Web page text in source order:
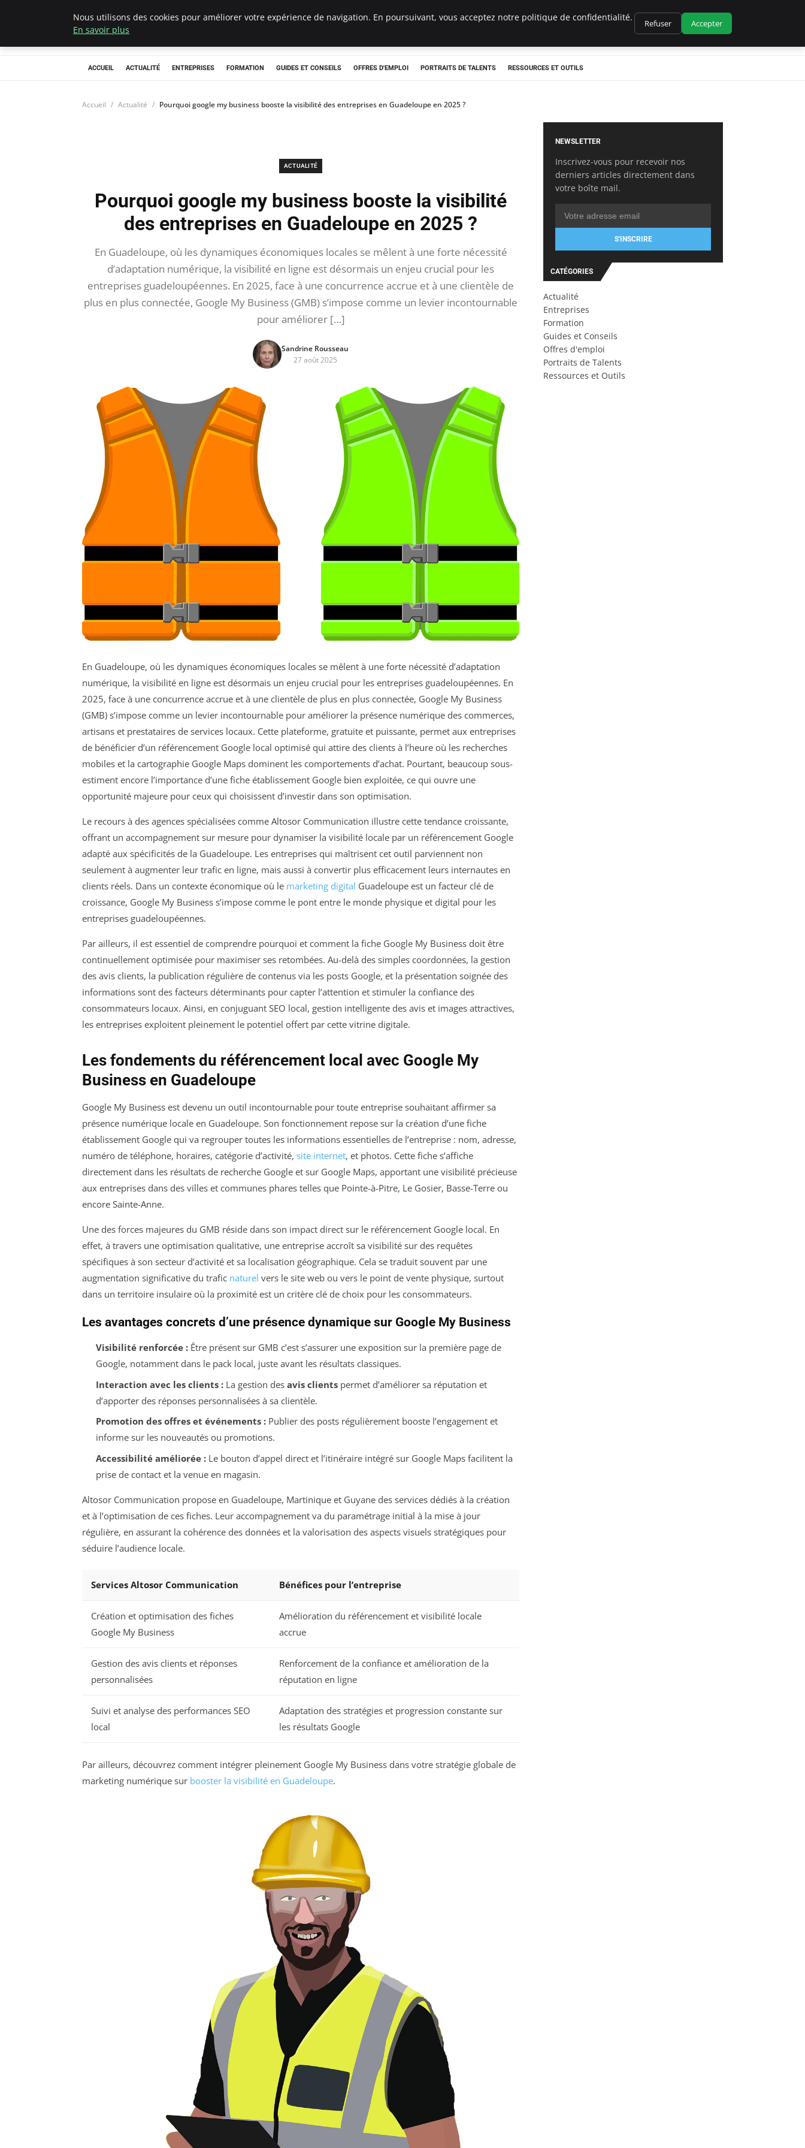
Chasseur De Tête
ACCUEIL ACTUALITÉ ENTREPRISES FORMATION GUIDES ET CONSEILS OFFRES D'EMPLOI PORTRAITS DE TALENTS RESSOURCES ET OUTILS
Accueil Actualité Pourquoi google my business booste la visibilité des entreprises en Guadeloupe en 2025 ?
ACTUALITÉ
Pourquoi google my business booste la visibilité
des entreprises en Guadeloupe en 2025 ?
En Guadeloupe, où les dynamiques économiques locales se mêlent à une forte nécessité
d’adaptation numérique, la visibilité en ligne est désormais un enjeu crucial pour les
entreprises guadeloupéennes. En 2025, face à une concurrence accrue et à une clientèle de
plus en plus connectée, Google My Business (GMB) s’impose comme un levier incontournable
pour améliorer […]
Sandrine Rousseau
27 août 2025
En Guadeloupe, où les dynamiques économiques locales se mêlent à une forte nécessité d’adaptation
numérique, la visibilité en ligne est désormais un enjeu crucial pour les entreprises guadeloupéennes. En
2025, face à une concurrence accrue et à une clientèle de plus en plus connectée, Google My Business
(GMB) s’impose comme un levier incontournable pour améliorer la présence numérique des commerces,
artisans et prestataires de services locaux. Cette plateforme, gratuite et puissante, permet aux entreprises
de bénéficier d’un référencement Google local optimisé qui attire des clients à l’heure où les recherches
mobiles et la cartographie Google Maps dominent les comportements d’achat. Pourtant, beaucoup sous-
estiment encore l’importance d’une fiche établissement Google bien exploitée, ce qui ouvre une
opportunité majeure pour ceux qui choisissent d’investir dans son optimisation.
Le recours à des agences spécialisées comme Altosor Communication illustre cette tendance croissante,
offrant un accompagnement sur mesure pour dynamiser la visibilité locale par un référencement Google
adapté aux spécificités de la Guadeloupe. Les entreprises qui maîtrisent cet outil parviennent non
seulement à augmenter leur trafic en ligne, mais aussi à convertir plus efficacement leurs internautes en
clients réels. Dans un contexte économique où le marketing digital Guadeloupe est un facteur clé de
croissance, Google My Business s’impose comme le pont entre le monde physique et digital pour les
entreprises guadeloupéennes.
Par ailleurs, il est essentiel de comprendre pourquoi et comment la fiche Google My Business doit être
continuellement optimisée pour maximiser ses retombées. Au-delà des simples coordonnées, la gestion
des avis clients, la publication régulière de contenus via les posts Google, et la présentation soignée des
informations sont des facteurs déterminants pour capter l’attention et stimuler la confiance des
consommateurs locaux. Ainsi, en conjuguant SEO local, gestion intelligente des avis et images attractives,
les entreprises exploitent pleinement le potentiel offert par cette vitrine digitale.
Les fondements du référencement local avec Google My
Business en Guadeloupe
Google My Business est devenu un outil incontournable pour toute entreprise souhaitant affirmer sa
présence numérique locale en Guadeloupe. Son fonctionnement repose sur la création d’une fiche
établissement Google qui va regrouper toutes les informations essentielles de l’entreprise : nom, adresse,
numéro de téléphone, horaires, catégorie d’activité, site internet, et photos. Cette fiche s’affiche
directement dans les résultats de recherche Google et sur Google Maps, apportant une visibilité précieuse
aux entreprises dans des villes et communes phares telles que Pointe-à-Pitre, Le Gosier, Basse-Terre ou
encore Sainte-Anne.
Une des forces majeures du GMB réside dans son impact direct sur le référencement Google local. En
effet, à travers une optimisation qualitative, une entreprise accroît sa visibilité sur des requêtes
spécifiques à son secteur d’activité et sa localisation géographique. Cela se traduit souvent par une
augmentation significative du trafic naturel vers le site web ou vers le point de vente physique, surtout
dans un territoire insulaire où la proximité est un critère clé de choix pour les consommateurs.
Les avantages concrets d’une présence dynamique sur Google My Business
Visibilité renforcée :Être présent sur GMB c’est s’assurer une exposition sur la première page de
Google, notamment dans le pack local, juste avant les résultats classiques.
Interaction avec les clients :La gestion des avis clientspermet d’améliorer sa réputation et
d’apporter des réponses personnalisées à sa clientèle.
Promotion des offres et événements :Publier des posts régulièrement booste l’engagement et
informe sur les nouveautés ou promotions.
Accessibilité améliorée :Le bouton d’appel direct et l’itinéraire intégré sur Google Maps facilitent la
prise de contact et la venue en magasin.
Altosor Communication propose en Guadeloupe, Martinique et Guyane des services dédiés à la création
et à l’optimisation de ces fiches. Leur accompagnement va du paramétrage initial à la mise à jour
régulière, en assurant la cohérence des données et la valorisation des aspects visuels stratégiques pour
séduire l’audience locale.
Services Altosor Communication Bénéfices pour l’entreprise
Création et optimisation des fiches
Google My Business
Amélioration du référencement et visibilité locale
accrue
Gestion des avis clients et réponses
personnalisées
Renforcement de la confiance et amélioration de la
réputation en ligne
Suivi et analyse des performances SEO
local
Adaptation des stratégies et progression constante sur
les résultats Google
Par ailleurs, découvrez comment intégrer pleinement Google My Business dans votre stratégie globale de
marketing numérique sur booster la visibilité en Guadeloupe.
NEWSLETTER
Inscrivez-vous pour recevoir nos
derniers articles directement dans
votre boîte mail.
S'INSCRIRE
CATÉGORIES
Actualité
Entreprises
Formation
Guides et Conseils
Offres d'emploi
Portraits de Talents
Ressources et Outils
Nous utilisons des cookies pour améliorer votre expérience de navigation. En poursuivant, vous acceptez notre politique de confidentialité.
En savoir plus
Refuser Accepter